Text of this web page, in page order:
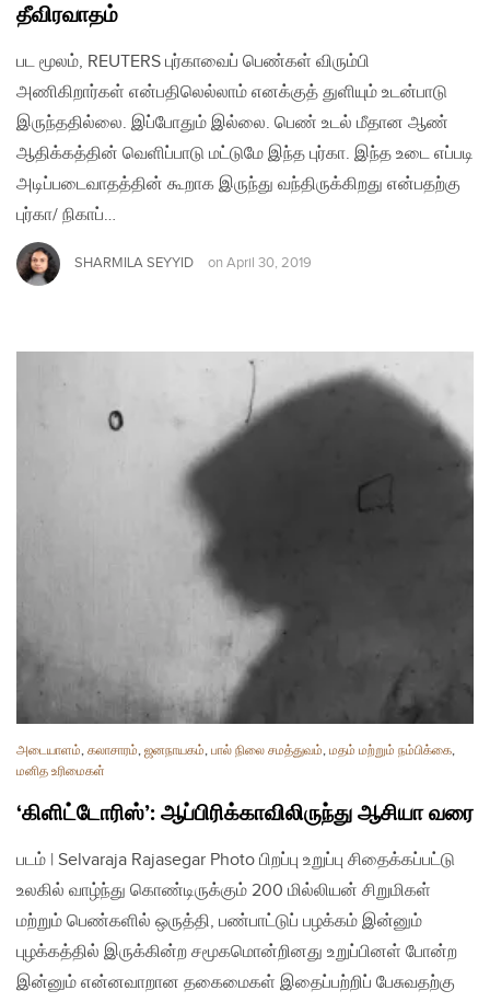
தீவிரவாதம்
பட மூலம், REUTERS புர்காவைப் பெண்கள் விரும்பி
அணிகிறார்கள் என்பதிலெல்லாம் எனக்குத் துளியும் உடன்பாடு
இருந்ததில்லை. இப்போதும் இல்லை. பெண் உடல் மீதான ஆண்
ஆதிக்கத்தின் வெளிப்பாடு மட்டுமே இந்த புர்கா. இந்த உடை எப்படி
அடிப்படைவாதத்தின் கூறாக இருந்து வந்திருக்கிறது என்பதற்கு
புர்கா/ நிகாப்…
SHARMILA SEYYID on April 30, 2019
அடையாளம், கலாசாரம், ஜனநாயகம், பால் நிலை சமத்துவம், மதம் மற்றும் நம்பிக்கை,
மனித உரிமைகள்
‘கிளிட்டோரிஸ்’: ஆப்பிரிக்காவிலிருந்து ஆசியா வரை
படம் | Selvaraja Rajasegar Photo பிறப்பு உறுப்பு சிதைக்கப்பட்டு
உலகில் வாழ்ந்து கொண்டிருக்கும் 200 மில்லியன் சிறுமிகள்
மற்றும் பெண்களில் ஒருத்தி, பண்பாட்டுப் பழக்கம் இன்னும்
புழக்கத்தில் இருக்கின்ற சமூகமொன்றினது உறுப்பினள் போன்ற
இன்னும் என்னவாறான தகைமைகள் இதைப்பற்றிப் பேசுவதற்கு